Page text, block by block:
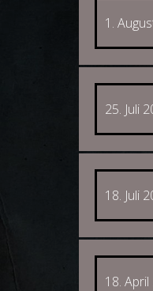
1.
25. Juli
18. Juli
18.